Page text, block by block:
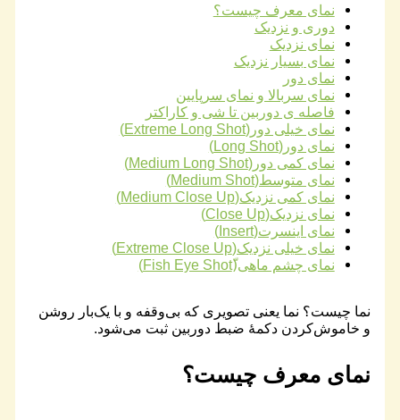
نمای معرف چیست؟
دوری و نزدیک
نمای نزدیک
نمای بسیار نزدیک
نمای دور
نمای سربالا و نمای سرپایین
فاصله ی دوربین تا شی و کاراکتر
نمای خیلی دور(Extreme Long Shot)
نمای دور(Long Shot)
نمای کمی دور(Medium Long Shot)
نمای متوسط(Medium Shot)
نمای کمی نزدیک(Medium Close Up)
نمای نزدیک(Close Up)
نمای اینسرت(Insert)
نمای خیلی نزدیک(Extreme Close Up)
نمای چشم ماهی(ّFish Eye Shot)
نما چیست؟ نما یعنی تصویری که بی‌وقفه و با یک‌بار روشن
و خاموش‌کردن دکمهٔ ضبط دوربین ثبت می‌شود.
نمای معرف چیست؟